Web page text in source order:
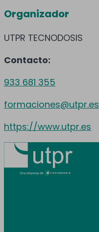
Organizador
UTPR TECNODOSIS
Contacto:
933 681 355
formaciones@utpr.es
https://www.utpr.es